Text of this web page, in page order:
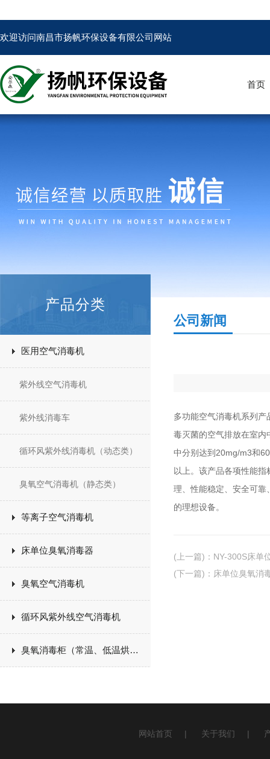
欢迎访问南昌市扬帆环保设备有限公司网站
首页
产品分类
医用空气消毒机
紫外线空气消毒机
紫外线消毒车
循环风紫外线消毒机（动态类）
臭氧空气消毒机（静态类）
等离子空气消毒机
床单位臭氧消毒器
臭氧空气消毒机
循环风紫外线空气消毒机
臭氧消毒柜（常温、低温烘干）
公司新闻
多功能空气消毒机系列
毒灭菌的空气排放在室
中分别达到20mg/m3和
以上。该产品各项性能
理、性能稳定、安全可
的理想设备。
(上一篇) ： NY-300S床单
(下一篇) ： 床单位臭氧消
网站首页 | 关于我们 |